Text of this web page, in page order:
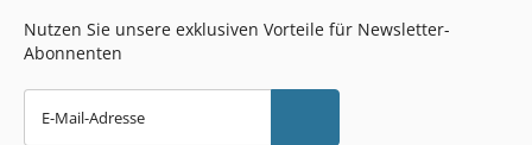
Nutzen Sie unsere exklusiven Vorteile für Newsletter-
Abonnenten
E-Mail-Adresse